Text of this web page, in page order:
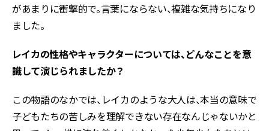
があまりに衝撃的で。言葉にならない、複雑な気持ちになり
ました。
――レイカの性格やキャラクターについては、どんなことを意
識して演じられましたか？
この物語のなかでは、レイカのような大人は、本当の意味で
子どもたちの苦しみを理解できない存在なんじゃないかと